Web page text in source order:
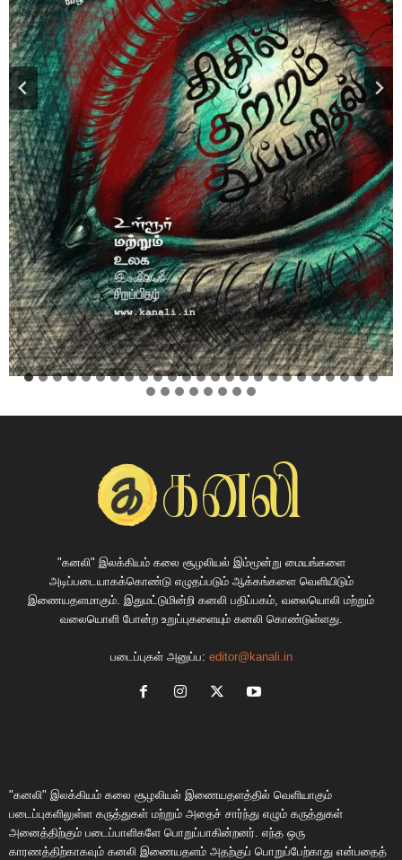
"கனலி" இலக்கியம் கலை சூழலியல் இம்மூன்று மையங்களை
அடிப்படையாகக்கொண்டு எழுதப்படும் ஆக்கங்களை வெளியிடும்
இணையதளமாகும். இதுமட்டுமின்றி கனலி பதிப்பகம், வலையொலி மற்றும்
வலையொளி போன்ற உறுப்புகளையும் கனலி கொண்டுள்ளது.
படைப்புகள் அனுப்ப: editor@kanali.in
"கனலி" இலக்கியம் கலை சூழலியல் இணையதளத்தில் வெளியாகும்
படைப்புகளிலுள்ள கருத்துகள் மற்றும் அதைச் சார்ந்து எழும் கருத்துகள்
அனைத்திற்கும் படைப்பாளிகளே பொறுப்பாகின்றனர். எந்த ஒரு
காரணத்திற்காகவும் கனலி இணையதளம் அதற்குப் பொறுப்பேற்காது என்பதைத்